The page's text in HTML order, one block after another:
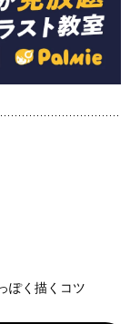
ぽく描くコツ